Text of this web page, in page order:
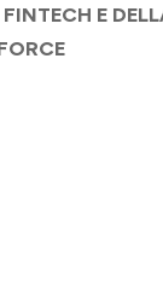
E